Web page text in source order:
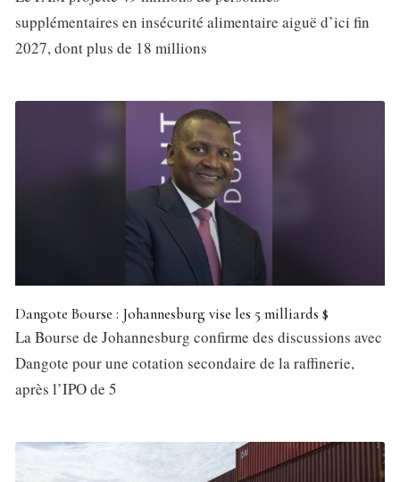
supplémentaires en insécurité alimentaire aiguë d’ici fin
2027, dont plus de 18 millions
Dangote Bourse : Johannesburg vise les 5 milliards $
La Bourse de Johannesburg confirme des discussions avec
Dangote pour une cotation secondaire de la raffinerie,
après l’IPO de 5